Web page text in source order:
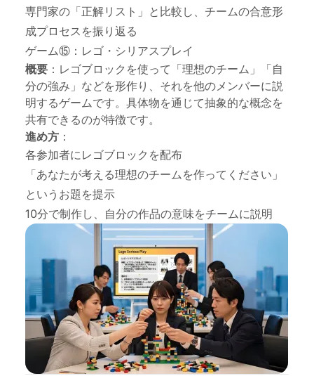
専門家の「正解リスト」と比較し、チームの合意形
成プロセスを振り返る
ゲーム⑮：レゴ・シリアスプレイ
概要 ：レゴブロックを使って「理想のチーム」「自
分の強み」などを形作り、それを他のメンバーに説
明するゲームです。具体物を通じて抽象的な概念を
共有できるのが特徴です。
進め方 ：
各参加者にレゴブロックを配布
「あなたが考える理想のチームを作ってください」
というお題を提示
10分で制作し、自分の作品の意味をチームに説明